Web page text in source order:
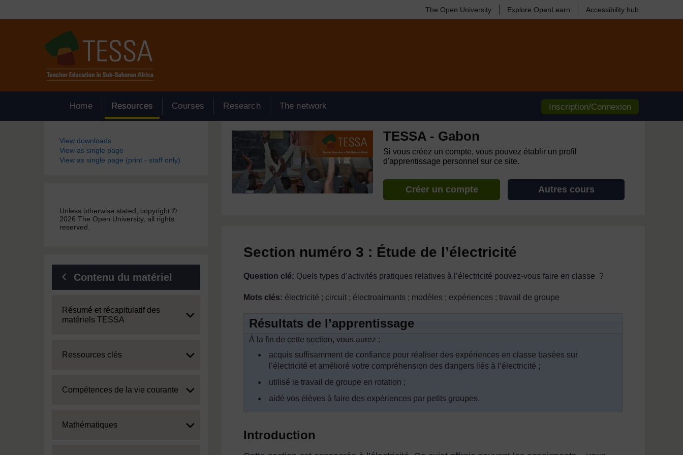
The Open University Explore OpenLearn Accessibility hub
Home Resources Courses Research The network Inscription/Connexion
Blocs
View downloads
View as single page
View as single page (print - staff only)
Unless otherwise stated, copyright ©
2026 The Open University, all rights
reserved.
Contenu du matériel
Expand
Résumé et récapitulatif des
matériels TESSA
Expand
Ressources clés
Expand
Compétences de la vie courante
Expand
Mathématiques
TESSA - Gabon
Si vous créez un compte, vous pouvez établir un profil
d'apprentissage personnel sur ce site.
Créer un compte Autres cours
Section numéro 3 : Étude de l’électricité
Question clé: Quels types d’activités pratiques relatives à l’électricité pouvez-vous faire en classe ?
Mots clés: électricité ; circuit ; électroaimants ; modèles ; expériences ; travail de groupe
Résultats de l’apprentissage
À la fin de cette section, vous aurez :
acquis suffisamment de confiance pour réaliser des expériences en classe basées sur
l’électricité et amélioré votre compréhension des dangers liés à l’électricité ;
utilisé le travail de groupe en rotation ;
aidé vos élèves à faire des expériences par petits groupes.
Introduction